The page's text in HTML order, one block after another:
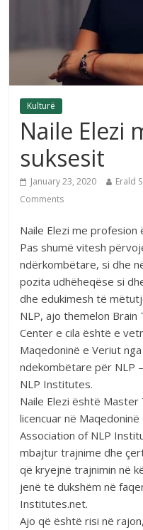
Kulturë
Naile Elezi
suksesit
January 23, 2020 Erald
Comments
Naile Elezi me profesion
Pas shumë vitesh
ndërkombëtare, si dhe
pozita udhëheqëse si
dhe edukimesh të
NLP, ajo themelon
Center e cila është e
Maqedoninë e Veriut
ndekombëtare për NLP
NLP Institutes.
Naile Elezi është
licencuar në
Association of NLP
mbajtur trajnime dhe
që kryejnë trajnimin në
jenë të dukshëm në
Institutes.net.
Ajo që është risi në